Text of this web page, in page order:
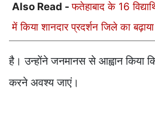
Also Read -फतेहाबाद के 16
में किया शानदार प्रदर्शन जिले का
है। उन्होंने जनमानस से आह्वान किया
करने अवश्य जाएं।